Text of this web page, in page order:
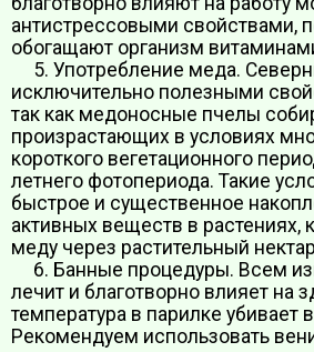
антистрессовыми свойствами,
обогащают организм
5. Употребление меда.
исключительно полезными
так как медоносные пчелы
произрастающих в условиях
короткого вегетационного
летнего фотопериода. Такие
быстрое и существенное
активных веществ в растениях,
меду через растительный
6. Банные процедуры. Всем
лечит и благотворно влияет на
температура в парилке убивает
Рекомендуем использовать